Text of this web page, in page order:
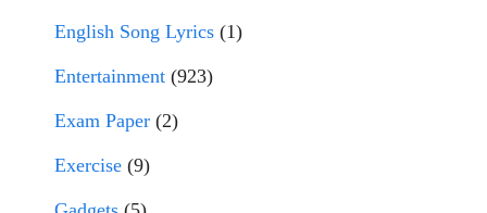
English Song Lyrics (1)
Entertainment (923)
Exam Paper (2)
Exercise (9)